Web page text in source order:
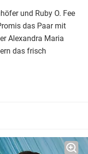
und Ruby O. Fee
das Paar mit
Alexandra Maria
das frisch